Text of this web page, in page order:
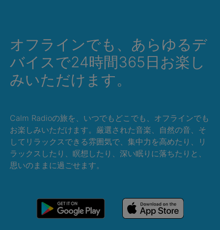
オフラインでも、あらゆるデ
バイスで24時間365日お楽し
みいただけます。
Calm Radioの旅を、いつでもどこでも、オフラインでも
お楽しみいただけます。厳選された音楽、自然の音、そ
してリラックスできる雰囲気で、集中力を高めたり、リ
ラックスしたり、瞑想したり、深い眠りに落ちたりと、
思いのままに過ごせます。